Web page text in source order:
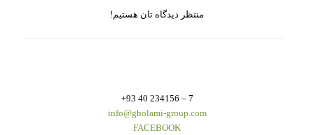
منتظر دیدگاه تان هستیم!
7 – 234156 40 93+
info@gholami-group.com
FACEBOOK